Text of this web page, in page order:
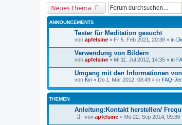
Neues Thema
ANNOUNCEMENTS
Tester für Meditation gesucht
von apfelsine » Fr 5. Feb 2021, 20:38 » in
Verwendung von Bildern
von apfelsine » Mi 11. Jul 2012, 14:35 » in
Umgang mit den Informationen
von Kiri » Do 1. Mär 2012, 08:49 » in FAQ-
THEMEN
Anleitung:Kontakt herstellen/
von apfelsine » Mo 22. Sep 2014, 09:36